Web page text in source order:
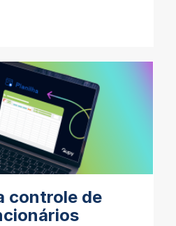
controle de